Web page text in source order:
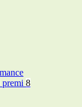
premi 8